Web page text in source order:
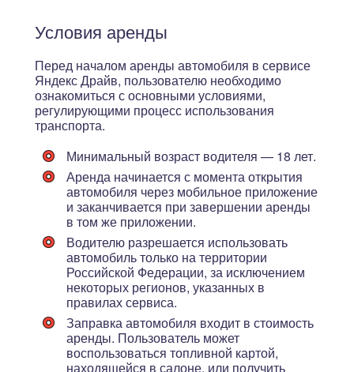
Условия аренды
Перед началом аренды автомобиля в сервисе
Яндекс Драйв, пользователю необходимо
ознакомиться с основными условиями,
регулирующими процесс использования
транспорта.
Минимальный возраст водителя — 18 лет.
Аренда начинается с момента открытия
автомобиля через мобильное приложение
и заканчивается при завершении аренды
в том же приложении.
Водителю разрешается использовать
автомобиль только на территории
Российской Федерации, за исключением
некоторых регионов, указанных в
правилах сервиса.
Заправка автомобиля входит в стоимость
аренды. Пользователь может
воспользоваться топливной картой,
находящейся в салоне, или получить